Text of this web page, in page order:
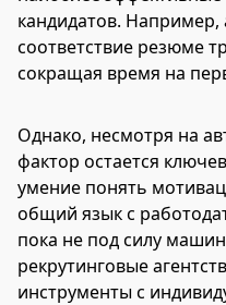
кандидатов.
соответствие резюме
сокращая время на
Однако, несмотря на
фактор остается
умение понять
общий язык с
пока не под силу
рекрутинговые
инструменты с